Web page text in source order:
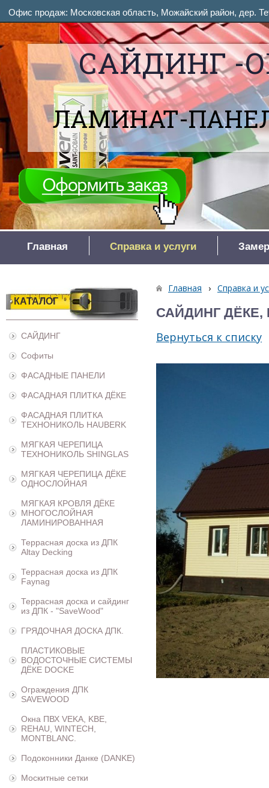
САЙДИНГ -
ЛАМИНАТ-
Офис продаж: Московская область, Можайский район, дер.
Главная Справка и услуги
КАТАЛОГ
САЙДИНГ
Софиты
ФАСАДНЫЕ ПАНЕЛИ
ФАСАДНАЯ ПЛИТКА ДЁКЕ
ФАСАДНАЯ ПЛИТКА
ТЕХНОНИКОЛЬ HAUBERK
МЯГКАЯ ЧЕРЕПИЦА
ТЕХНОНИКОЛЬ SHINGLAS
МЯГКАЯ ЧЕРЕПИЦА ДЁКЕ
ОДНОСЛОЙНАЯ
МЯГКАЯ КРОВЛЯ ДЁКЕ
МНОГОСЛОЙНАЯ
ЛАМИНИРОВАННАЯ
Террасная доска из ДПК
Altay Decking
Террасная доска из ДПК
Faynag
Террасная доска и сайдинг
из ДПК - "SaveWood"
ГРЯДОЧНАЯ ДОСКА ДПК.
ПЛАСТИКОВЫЕ
ВОДОСТОЧНЫЕ СИСТЕМЫ
ДЁКЕ DOCKE
Ограждения ДПК
SAVEWOOD
Окна ПВХ VEKA, KBE,
REHAU, WINTECH,
MONTBLANC.
Подоконники Данке (DANKE)
Москитные сетки
Главная › Справка и
САЙДИНГ ДЁКЕ,
Вернуться к списку